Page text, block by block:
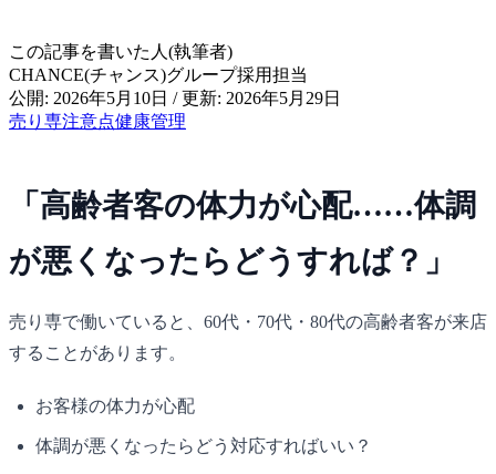
この記事を書いた人(執筆者)
CHANCE(チャンス)グループ採用担当
公開: 2026年5月10日 / 更新: 2026年5月29日
売り専注意点健康管理
「高齢者客の体力が心配……体調
が悪くなったらどうすれば？」
売り専で働いていると、60代・70代・80代の高齢者客が来店
することがあります。
お客様の体力が心配
体調が悪くなったらどう対応すればいい？